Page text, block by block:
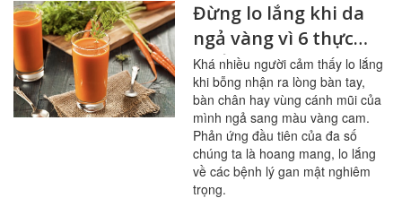
Đừng lo lắng khi da
ngả vàng vì 6 thực
phẩm này
Khá nhiều người cảm thấy lo lắng
khi bỗng nhận ra lòng bàn tay,
bàn chân hay vùng cánh mũi của
mình ngả sang màu vàng cam.
Phản ứng đầu tiên của đa số
chúng ta là hoang mang, lo lắng
về các bệnh lý gan mật nghiêm
trọng.